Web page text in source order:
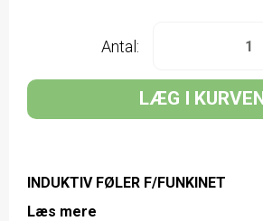
Antal:
LÆG I KURVEN
INDUKTIV FØLER F/FUNKINET
Læs mere